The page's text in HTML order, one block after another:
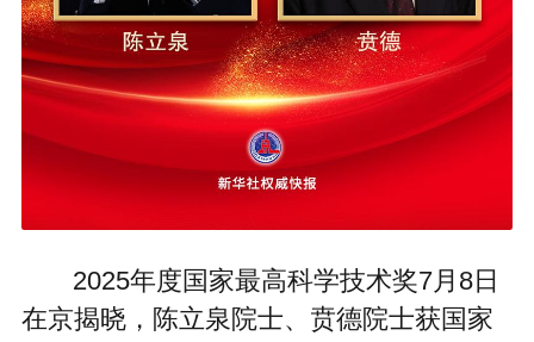
2025年度国家最高科学技术奖7月8日
在京揭晓，陈立泉院士、贲德院士获国家